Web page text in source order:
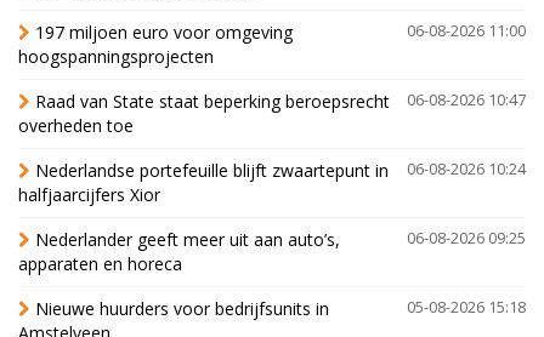
06-08-2026 11:00
197 miljoen euro voor omgeving
hoogspanningsprojecten
06-08-2026 10:47
Raad van State staat beperking beroepsrecht
overheden toe
06-08-2026 10:24
Nederlandse portefeuille blijft zwaartepunt in
halfjaarcijfers Xior
06-08-2026 09:25
Nederlander geeft meer uit aan auto’s,
apparaten en horeca
05-08-2026 15:18
Nieuwe huurders voor bedrijfsunits in